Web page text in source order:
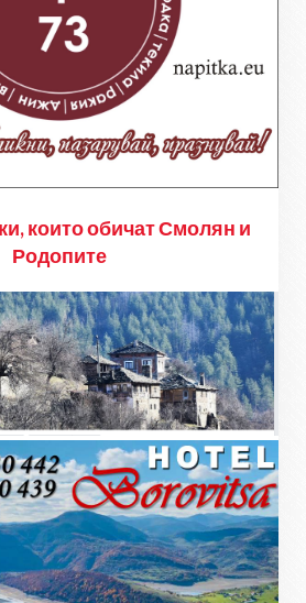
които обичат Смолян и
Родопите